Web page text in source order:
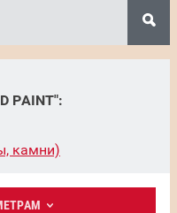
PAINT":
камни)